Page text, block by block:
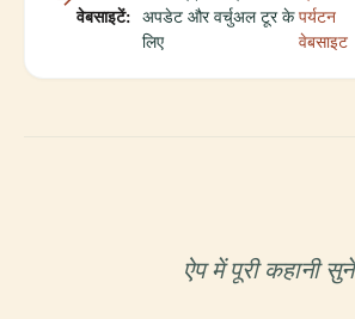
वेबसाइटें: अपडेट और वर्चुअल टूर के
लिए
पर्यटन
वेबसाइट
ऐप में पूरी कहानी सुनें